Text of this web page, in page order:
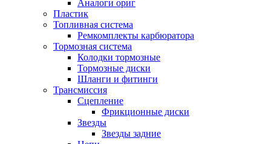
Аналоги ориг
Пластик
Топливная система
Ремкомплекты карбюратора
Тормозная система
Колодки тормозные
Тормозные диски
Шланги и фитинги
Трансмиссия
Cцепление
Фрикционные диски
Звезды
Звезды задние